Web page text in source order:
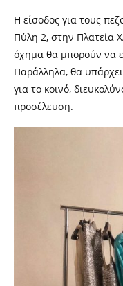
Η είσοδος για τους
Πύλη 2, στην Πλατεία
όχημα θα μπορούν να
Παράλληλα, θα
για το κοινό,
προσέλευση.